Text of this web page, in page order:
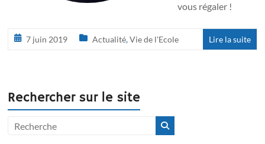
vous régaler !
7 juin 2019 Actualité,Vie de l'Ecole Lire la suite
Rechercher sur le site